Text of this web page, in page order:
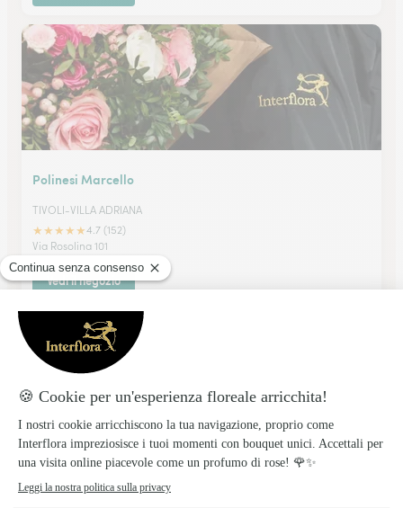
Polinesi Marcello
TIVOLI-VILLA ADRIANA
★★★★★4.7 (152)
Via Rosolina 101
Vedi il negozio
Quaglietti Francesca